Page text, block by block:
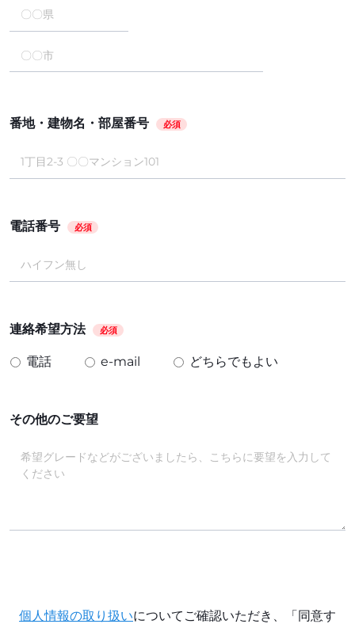
番地・建物名・部屋番号 必須
電話番号 必須
連絡希望方法 必須
電話 e-mail どちらでもよい
その他のご要望
個人情報の取り扱いについてご確認いただき、「同意す